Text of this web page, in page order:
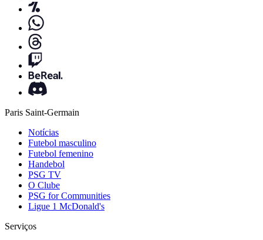
Paris Saint-Germain
Notícias
Futebol masculino
Futebol femenino
Handebol
PSG TV
O Clube
PSG for Communities
Ligue 1 McDonald's
Serviços